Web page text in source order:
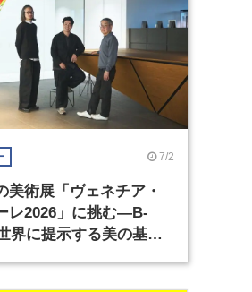
7/2
美術展「ヴェネチア・
レ2026」に挑む―B-
界に提示する美の基準